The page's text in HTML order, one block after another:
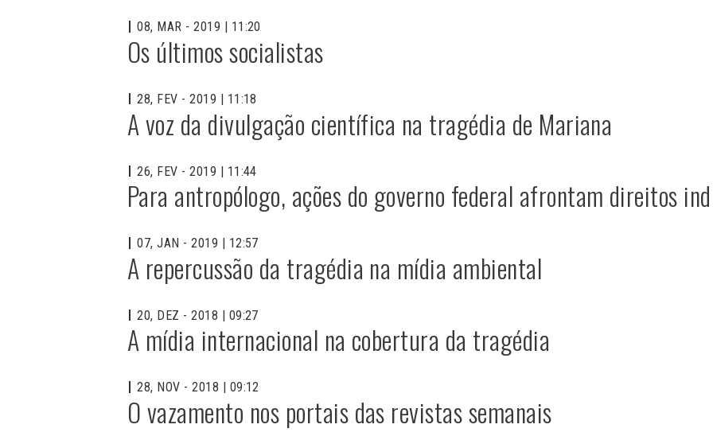
08, MAR - 2019 | 11:20
Os últimos socialistas
28, FEV - 2019 | 11:18
A voz da divulgação científica na tragédia de Mariana
26, FEV - 2019 | 11:44
Para antropólogo, ações do governo federal afrontam direitos
07, JAN - 2019 | 12:57
A repercussão da tragédia na mídia ambiental
20, DEZ - 2018 | 09:27
A mídia internacional na cobertura da tragédia
28, NOV - 2018 | 09:12
O vazamento nos portais das revistas semanais